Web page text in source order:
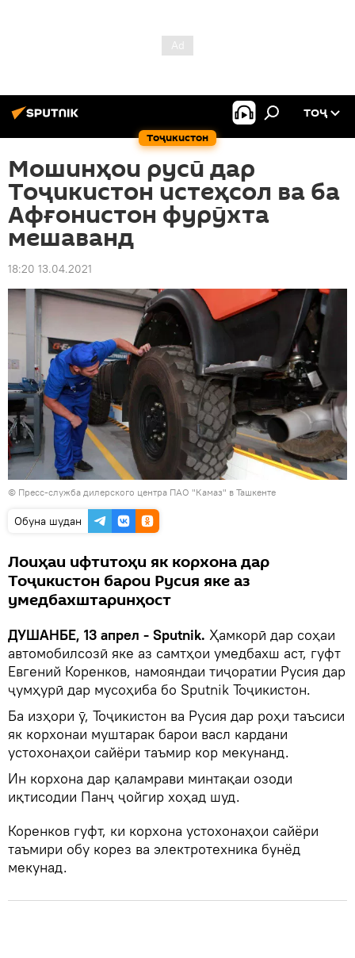
Тоҷикистон
ТОҶ
Мошинҳои русӣ дар
Тоҷикистон истеҳсол ва ба
Афғонистон фурӯхта
мешаванд
18:20 13.04.2021
© Пресс-служба дилерского центра ПАО "Камаз" в Ташкенте
Обуна шудан
Лоиҳаи ифтитоҳи як корхона дар
Тоҷикистон барои Русия яке аз
умедбахштаринҳост
ДУШАНБЕ, 13 апрел - Sputnik. Ҳамкорӣ дар соҳаи
автомобилсозӣ яке аз самтҳои умедбахш аст, гуфт
Евгений Коренков, намояндаи тиҷоратии Русия дар
ҷумҳурӣ дар мусоҳиба бо Sputnik Тоҷикистон.
Ба изҳори ӯ, Тоҷикистон ва Русия дар роҳи таъсиси
як корхонаи муштарак барои васл кардани
устохонаҳои сайёри таъмир кор мекунанд.
Ин корхона дар қаламрави минтақаи озоди
иқтисодии Панҷ ҷойгир хоҳад шуд.
Коренков гуфт, ки корхона устохонаҳои сайёри
таъмири обу корез ва электротехника бунёд
мекунад.